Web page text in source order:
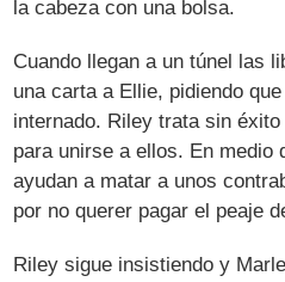
la cabeza con una bolsa.
Cuando llegan a un túnel las
una carta a Ellie, pidiendo
internado. Riley trata sin
para unirse a ellos. En medio
ayudan a matar a unos
por no querer pagar el peaje
Riley sigue insistiendo y